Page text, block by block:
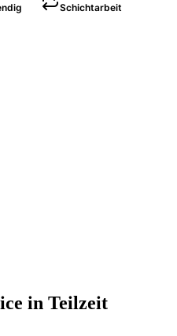
Schichtarbeit
in Teilzeit